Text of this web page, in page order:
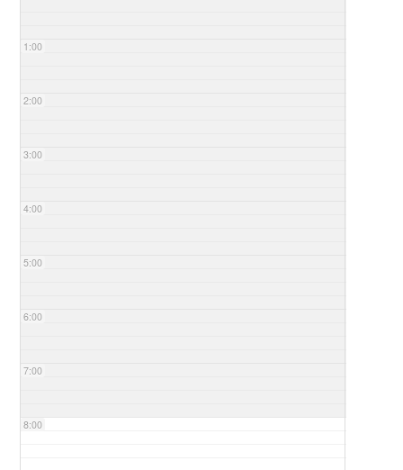
1:00
2:00
3:00
4:00
5:00
6:00
7:00
8:00